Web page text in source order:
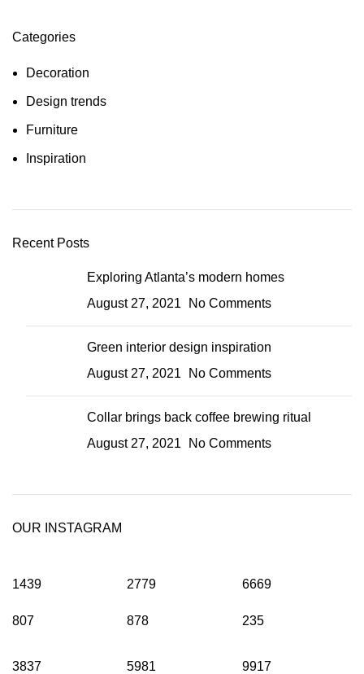
Categories
Decoration
Design trends
Furniture
Inspiration
Recent Posts
Exploring Atlanta’s modern homes
August 27, 2021
No Comments
Green interior design inspiration
August 27, 2021
No Comments
Collar brings back coffee brewing ritual
August 27, 2021
No Comments
OUR INSTAGRAM
1439
807
2779
878
6669
235
3837 5981 9917